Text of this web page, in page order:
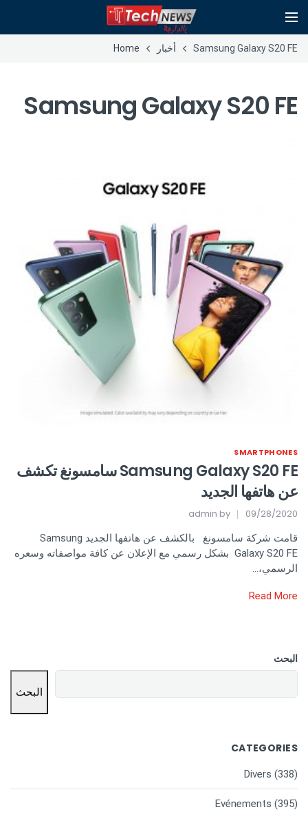
Samsung Galaxy S20 FE أخبار Home
Samsung Galaxy S20 FE
SMARTPHONES
Samsung Galaxy S20 FE سامسونغ تكشف
عن هاتفها الجديد
09/28/2020
admin
قامت شركة سامسونغ بالكشف عن هاتفها الجديد Samsung
Galaxy S20 FE بشكل رسمي مع الإعلان عن كافة مواصفاته وسعره
الرسمي،…
Read More
البحث
البحث
CATEGORIES
Divers (338)
Evénements (395)